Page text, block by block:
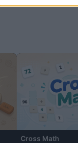
Cross Math